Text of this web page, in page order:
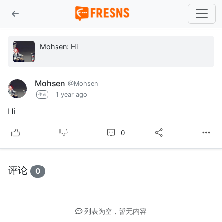
Mohsen: Hi
Mohsen @Mohsen
作者 1 year ago
Hi
0
评论 0
列表为空，暂无内容